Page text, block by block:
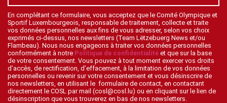
En complétant ce formulaire, vous acceptez que le Comité Olympique et
Sportif Luxembourgeois, responsable de traitement, collecte et traite
vos données personnelles aux fins de vous adresser, selon vos choix
exprimés ci-dessus, nos newsletters (Team Lëtzebuerg News et/ou
Flambeau). Nous nous engageons à traiter vos données personnelles
conformément à notre Politique de confidentialité et que sur la base
de votre consentement. Vous pouvez à tout moment exercer vos droits
d’accès, de rectification, d’effacement, à la limitation de vos données
personnelles ou revenir sur votre consentement et vous désinscrire de
nos newsletters, en utilisant le formulaire de contact, en contactant
directement le COSL par mail (cosl@cosl.lu) ou en cliquant sur le lien de
désinscription que vous trouverez en bas de nos newsletters.